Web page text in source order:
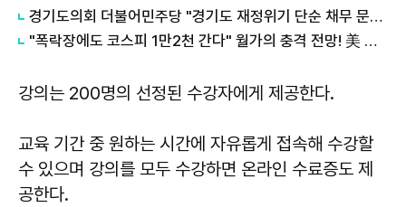
경기도의회 더불어민주당 "경기도 재정위기 단순 채무 문제 아냐"...세수체계 개편 논의
"폭락장에도 코스피 1만2천 간다" 월가의 충격 전망! 美 반도체 15% 관세 폭탄·7조 빚 경기도 세수 전쟁까지
강의는 200명의 선정된 수강자에게 제공한다.
교육 기간 중 원하는 시간에 자유롭게 접속해 수강할
수 있으며 강의를 모두 수강하면 온라인 수료증도 제
공한다.